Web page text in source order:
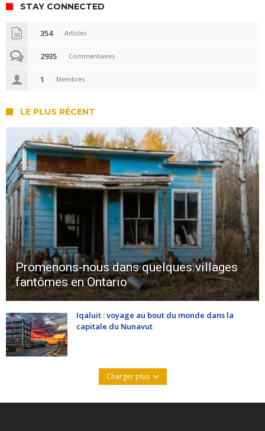
STAY CONNECTED
354 Articles
2935 Commentaires
1 Membres
LE PLUS RÉCENT
Promenons-nous dans quelques villages
fantômes en Ontario
Iqaluit : voyage au bout du monde dans la
capitale du Nunavut
Charger plus